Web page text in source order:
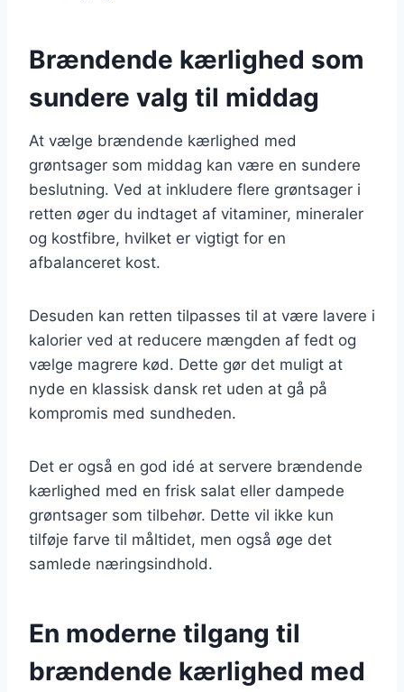
Brændende kærlighed som
sundere valg til middag
At vælge brændende kærlighed med
grøntsager som middag kan være en sundere
beslutning. Ved at inkludere flere grøntsager i
retten øger du indtaget af vitaminer, mineraler
og kostfibre, hvilket er vigtigt for en
afbalanceret kost.
Desuden kan retten tilpasses til at være lavere i
kalorier ved at reducere mængden af fedt og
vælge magrere kød. Dette gør det muligt at
nyde en klassisk dansk ret uden at gå på
kompromis med sundheden.
Det er også en god idé at servere brændende
kærlighed med en frisk salat eller dampede
grøntsager som tilbehør. Dette vil ikke kun
tilføje farve til måltidet, men også øge det
samlede næringsindhold.
En moderne tilgang til
brændende kærlighed med